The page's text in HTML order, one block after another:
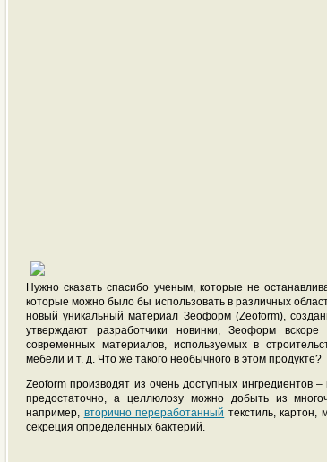
Нужно сказать спасибо ученым, которые не
которые можно было бы использовать в различных
новый уникальный материал Зеоформ (Zeoform),
утверждают разработчики новинки, Зеоформ
современных материалов, используемых в
мебели и т. д. Что же такого необычного в этом продукте?
Zeoform производят из очень доступных
предостаточно, а целлюлозу можно добыть из
например, вторично переработанный текстиль,
секреция определенных бактерий.